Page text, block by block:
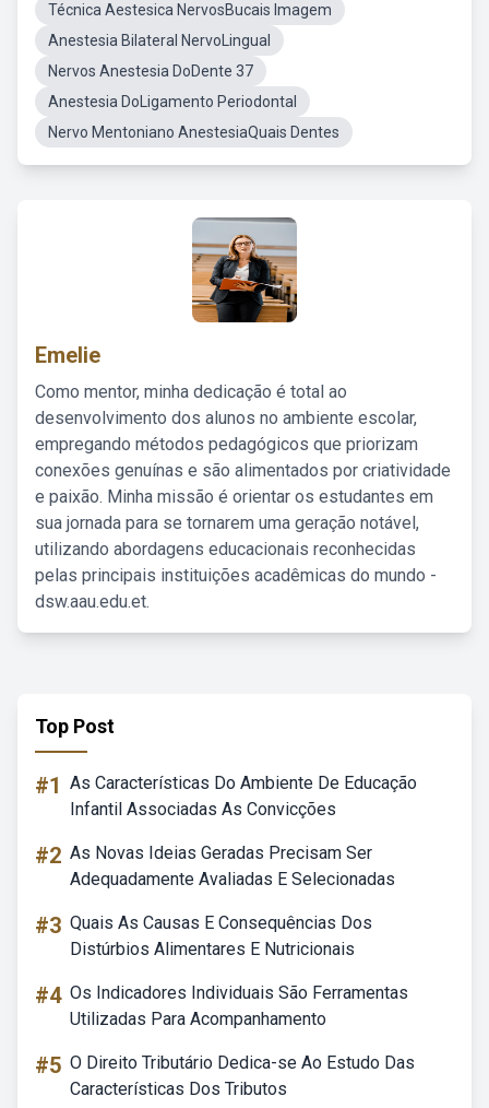
Técnica Aestesica NervosBucais Imagem
Anestesia Bilateral NervoLingual
Nervos Anestesia DoDente 37
Anestesia DoLigamento Periodontal
Nervo Mentoniano AnestesiaQuais Dentes
Emelie
Como mentor, minha dedicação é total ao
desenvolvimento dos alunos no ambiente escolar,
empregando métodos pedagógicos que priorizam
conexões genuínas e são alimentados por criatividade
e paixão. Minha missão é orientar os estudantes em
sua jornada para se tornarem uma geração notável,
utilizando abordagens educacionais reconhecidas
pelas principais instituições acadêmicas do mundo -
dsw.aau.edu.et.
Top Post
#1 As Características Do Ambiente De Educação
Infantil Associadas As Convicções
#2 As Novas Ideias Geradas Precisam Ser
Adequadamente Avaliadas E Selecionadas
#3 Quais As Causas E Consequências Dos
Distúrbios Alimentares E Nutricionais
#4 Os Indicadores Individuais São Ferramentas
Utilizadas Para Acompanhamento
#5 O Direito Tributário Dedica-se Ao Estudo Das
Características Dos Tributos